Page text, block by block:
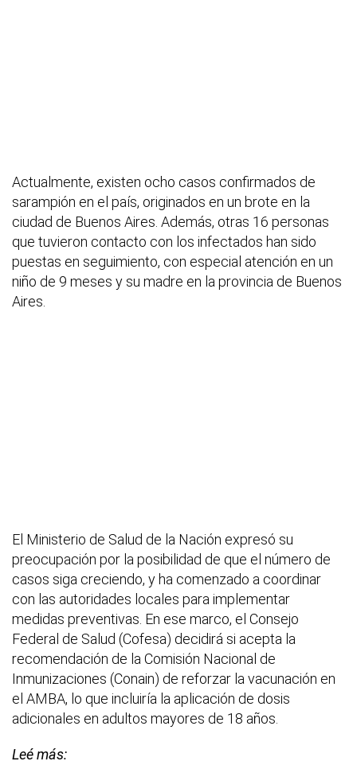
Actualmente, existen ocho casos confirmados de
sarampión en el país, originados en un brote en la
ciudad de Buenos Aires. Además, otras 16 personas
que tuvieron contacto con los infectados han sido
puestas en seguimiento, con especial atención en un
niño de 9 meses y su madre en la provincia de Buenos
Aires.
El Ministerio de Salud de la Nación expresó su
preocupación por la posibilidad de que el número de
casos siga creciendo, y ha comenzado a coordinar
con las autoridades locales para implementar
medidas preventivas. En ese marco, el Consejo
Federal de Salud (Cofesa) decidirá si acepta la
recomendación de la Comisión Nacional de
Inmunizaciones (Conain) de reforzar la vacunación en
el AMBA, lo que incluiría la aplicación de dosis
adicionales en adultos mayores de 18 años.
Leé más: